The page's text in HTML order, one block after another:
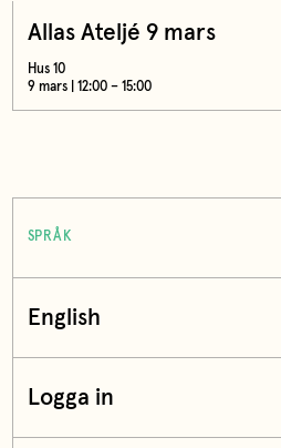
Allas Ateljé 9 mars
Hus 10
9 mars | 12:00 – 15:00
SPRÅK
English
Logga in